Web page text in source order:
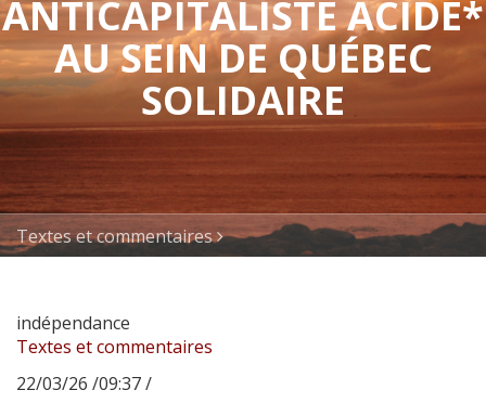
ANTICAPITALISTE ACIDE*
AU SEIN DE QUÉBEC
SOLIDAIRE
Textes et commentaires
indépendance
Textes et commentaires
22/03/26 /09:37 /